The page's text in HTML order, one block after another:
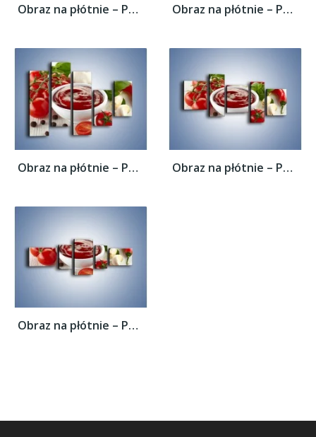
Obraz na płótnie – Pomidorowy przecier do... Obraz na płótnie – Pomidorowy przecier do...
Obraz na płótnie – Pomidorowy przecier do... Obraz na płótnie – Pomidorowy przecier do...
Obraz na płótnie – Pomidorowy przecier do...